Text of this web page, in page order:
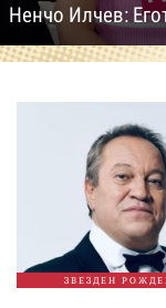
Ненчо Илчев:
ЗВЕЗДЕН